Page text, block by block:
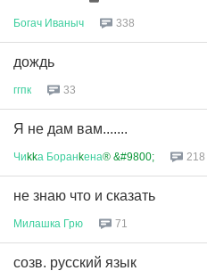
Богач Иваныч 338
дождь
ггпк 33
Я не дам вам.......
Чиkkа Боранkена® &#9800; 218
не знаю что и сказать
Милашка Грю 71
созв. русский язык